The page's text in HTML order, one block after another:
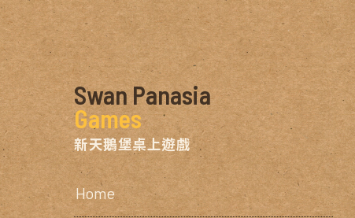
Swan Panasia
Games
新天鵝堡桌上遊戲
Home